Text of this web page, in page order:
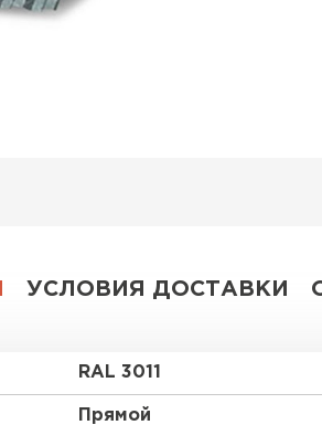
УСЛОВИЯ ДОСТАВКИ
RAL 3011
Прямой